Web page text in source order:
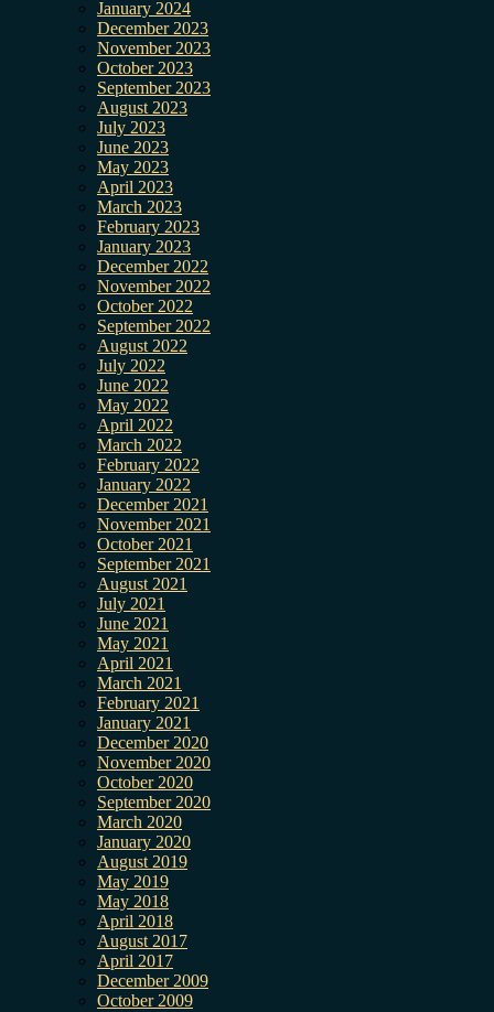
January 2024
December 2023
November 2023
October 2023
September 2023
August 2023
July 2023
June 2023
May 2023
April 2023
March 2023
February 2023
January 2023
December 2022
November 2022
October 2022
September 2022
August 2022
July 2022
June 2022
May 2022
April 2022
March 2022
February 2022
January 2022
December 2021
November 2021
October 2021
September 2021
August 2021
July 2021
June 2021
May 2021
April 2021
March 2021
February 2021
January 2021
December 2020
November 2020
October 2020
September 2020
March 2020
January 2020
August 2019
May 2019
May 2018
April 2018
August 2017
April 2017
December 2009
October 2009